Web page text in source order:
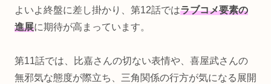
よいよ終盤に差し掛かり、第12話ではラブコメ要素の
進展に期待が高まっています。
第11話では、比嘉さんの切ない表情や、喜屋武さんの
無邪気な態度が際立ち、三角関係の行方が気になる展開